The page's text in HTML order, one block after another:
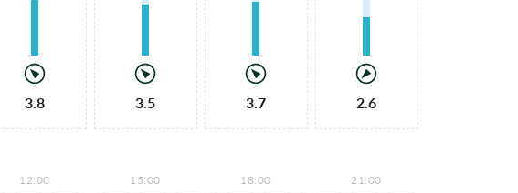
3.8 3.5 3.7 2.6
12:00 15:00 18:00 21:00